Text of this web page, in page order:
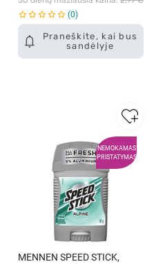
Praneškite, kai bus
sandėlyje
0
NEMOKAMAS
PRISTATYMAS
MENNEN SPEED STICK,